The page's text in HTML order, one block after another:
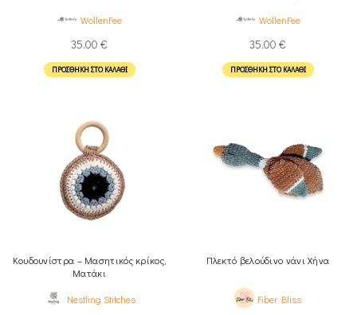
WollenFee
35,00 €
ΠΡΟΣΘΉΚΗ ΣΤΟ ΚΑΛΆΘΙ
WollenFee
35,00 €
ΠΡΟΣΘΉΚΗ ΣΤΟ ΚΑΛΆΘΙ
Κουδουνίστρα – Μασητικός κρίκος,
Ματάκι
Nestling Stitches
Πλεκτό βελούδινο νάνι Χήνα
Fiber Bliss